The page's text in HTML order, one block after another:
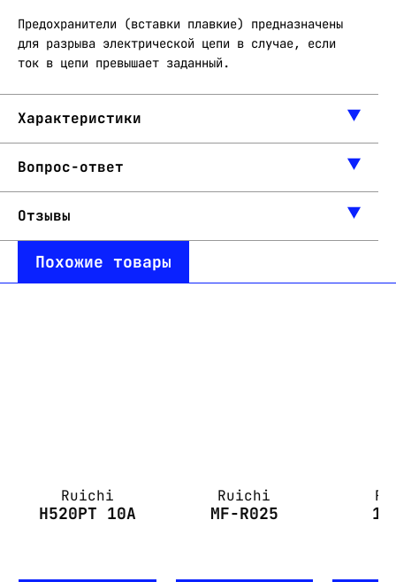
Предохранители (вставки плавкие) предназначены
для разрыва электрической цепи в случае, если
ток в цепи превышает заданный.
Характеристики
Вопрос-ответ
Отзывы
Похожие товары
Ruichi
H520PT 10A
Ruichi
MF-R025